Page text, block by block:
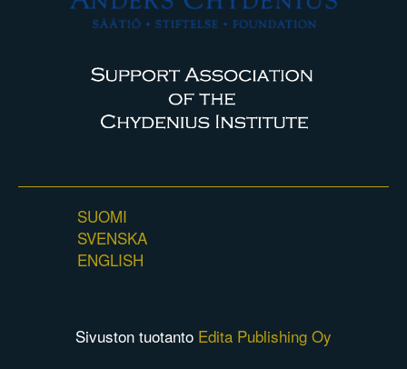
SUOMI
SVENSKA
ENGLISH
Sivuston tuotanto Edita Publishing Oy